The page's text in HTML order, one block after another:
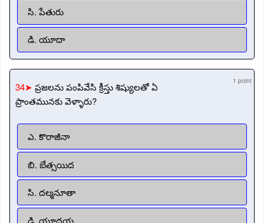
సి. పేతురు
డి. యూదా
34➤ ప్రజలను పంపివేసి క్రీస్తు శిష్యులతో ఏ
ప్రాంతమునకు వెళ్ళారు?
1 point
ఎ. కొరాజీనా
బి. బేత్సయిద
సి. దల్మనూతా
డి. యూదయ